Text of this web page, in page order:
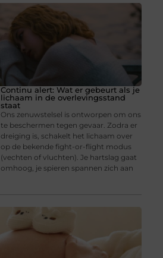
Continu alert: Wat er gebeurt als je
lichaam in de overlevingsstand
staat
Ons zenuwstelsel is ontworpen om ons
te beschermen tegen gevaar. Zodra er
dreiging is, schakelt het lichaam over
op de bekende fight-or-flight modus
(vechten of vluchten). Je hartslag gaat
omhoog, je spieren spannen zich aan